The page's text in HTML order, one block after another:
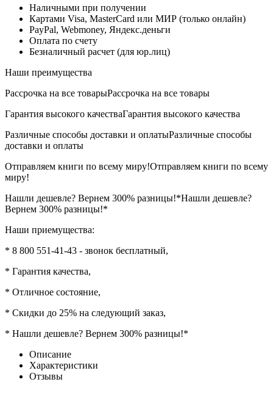
Наличными при получении
Картами Visa, MasterCard или МИР (только онлайн)
PayPal, Webmoney, Яндекс.деньги
Оплата по счету
Безналичный расчет (для юр.лиц)
Наши преимущества
Рассрочка на все товарыРассрочка на все товары
Гарантия высокого качестваГарантия высокого качества
Различные способы доставки и оплатыРазличные способы
доставки и оплаты
Отправляем книги по всему миру!Отправляем книги по всему
миру!
Нашли дешевле? Вернем 300% разницы!*Нашли дешевле?
Вернем 300% разницы!*
Наши приемущества:
* 8 800 551-41-43 - звонок бесплатный,
* Гарантия качества,
* Отличное состояние,
* Скидки до 25% на следующий заказ,
* Нашли дешевле? Вернем 300% разницы!*
Описание
Характеристики
Отзывы